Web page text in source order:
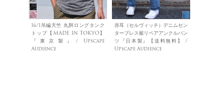
16/1吊編天竺 丸胴ロングタンク
トップ【MADE IN TOKYO】
『東京製』/ Upscape
Audience
赤耳（セルヴィッチ）デニムセン
タープレス裾リペアアンクルパン
ツ『日本製』【送料無料】 /
Upscape Audience